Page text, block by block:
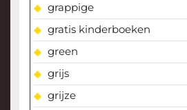
grappige
gratis kinderboeken
green
grijs
grijze